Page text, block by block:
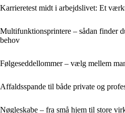
Karrieretest midt i arbejdslivet: Et
Multifunktionsprintere – sådan finder
behov
Følgeseddellommer – vælg mellem
Affaldsspande til både private og
Nøgleskabe – fra små hjem til store